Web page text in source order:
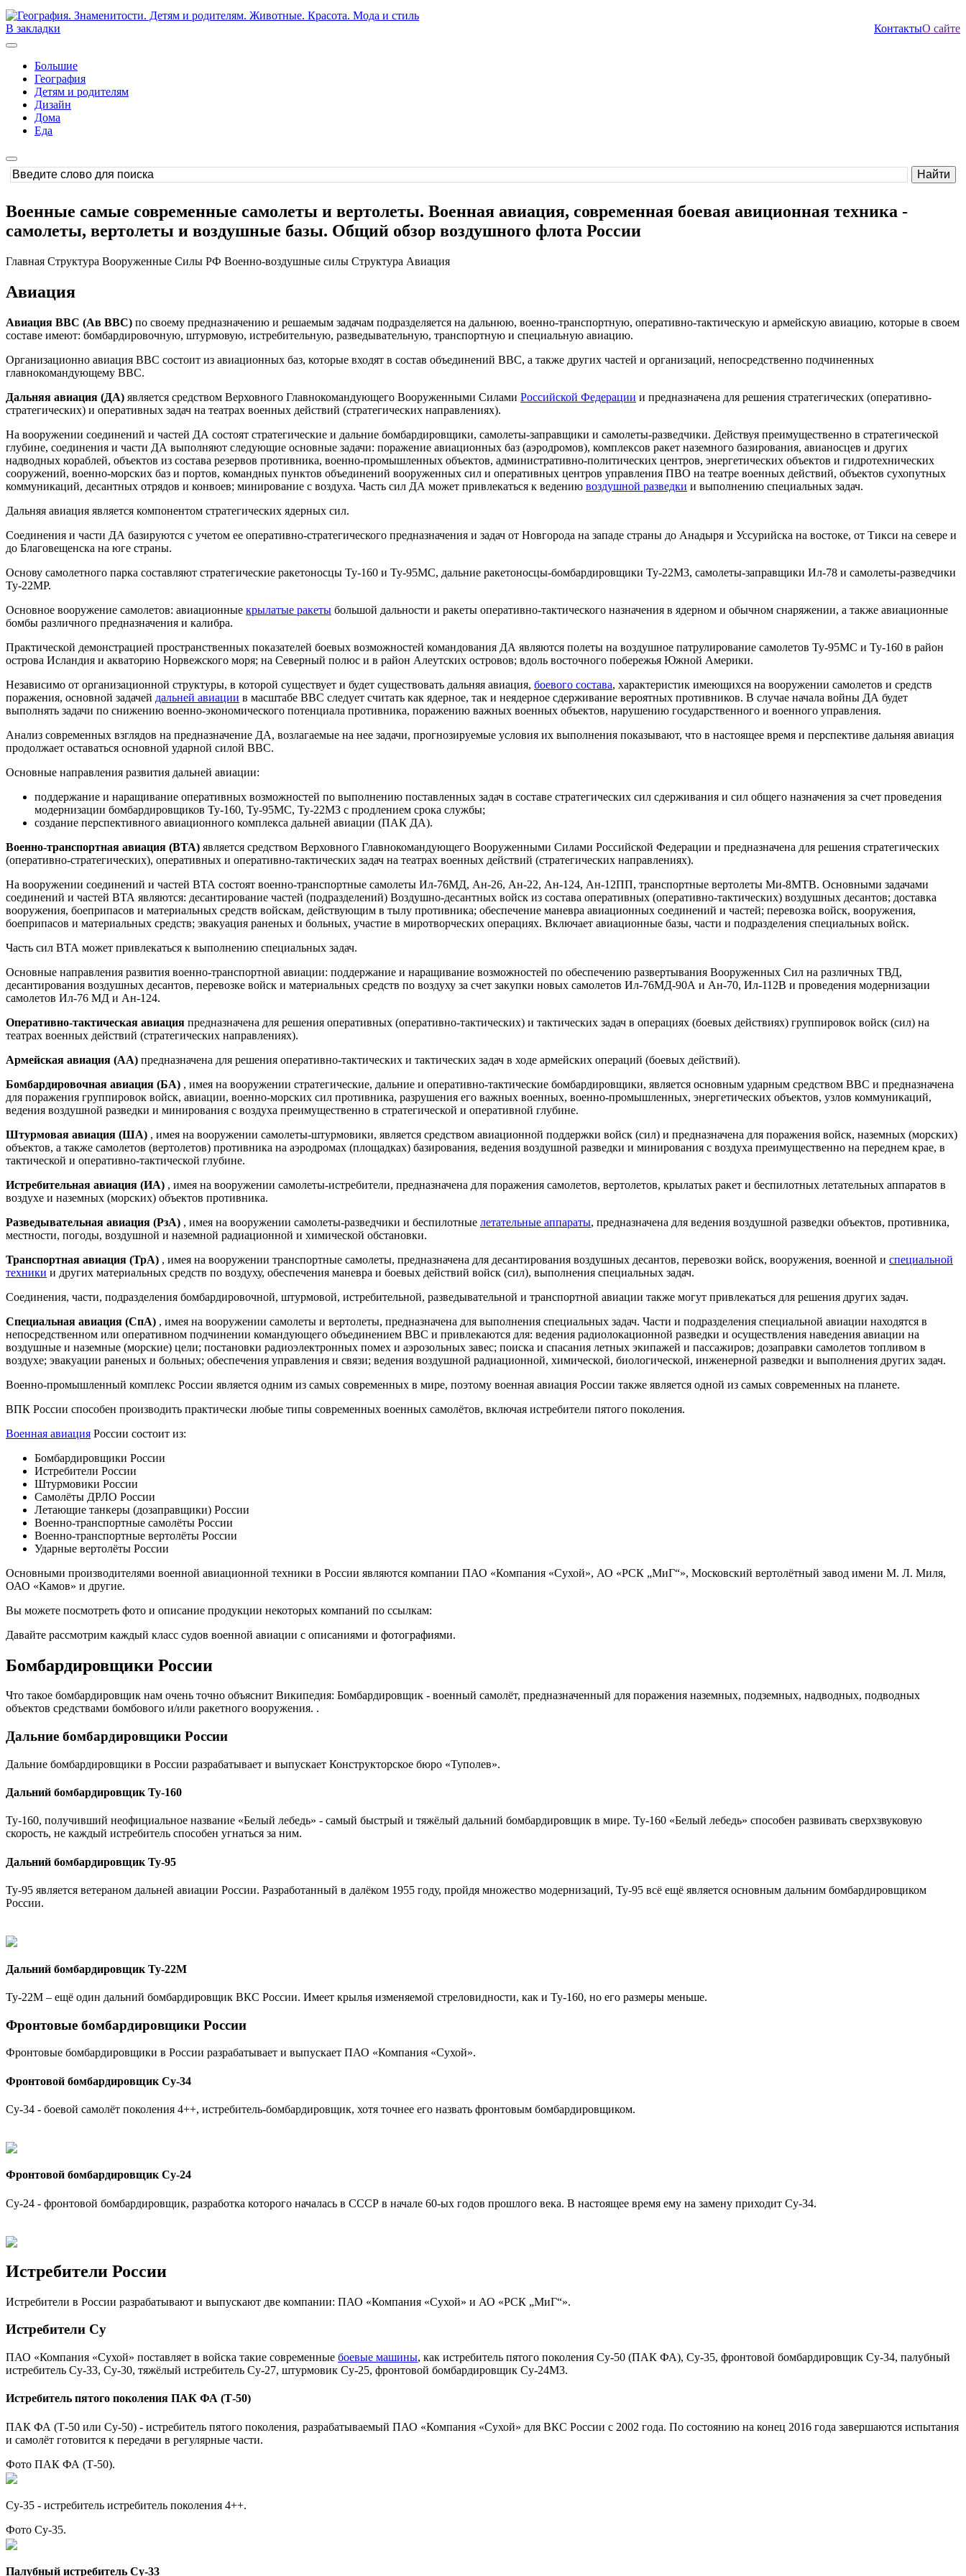
В закладки КонтактыО сайте
Большие
География
Детям и родителям
Дизайн
Дома
Еда
Военные самые современные самолеты и вертолеты. Военная авиация, современная боевая авиционная техника -
самолеты, вертолеты и воздушные базы. Общий обзор воздушного флота России
Главная Структура Вооруженные Cилы РФ Военно-воздушные силы Структура Авиация
Авиация
Авиация ВВС (Ав ВВС) по своему предназначению и решаемым задачам подразделяется на дальнюю, военно-транспортную, оперативно-тактическую и армейскую авиацию, которые в своем
составе имеют: бомбардировочную, штурмовую, истребительную, разведывательную, транспортную и специальную авиацию.
Организационно авиация ВВС состоит из авиационных баз, которые входят в состав объединений ВВС, а также других частей и организаций, непосредственно подчиненных
главнокомандующему ВВС.
Дальняя авиация (ДА) является средством Верховного Главнокомандующего Вооруженными Силами Российской Федерации и предназначена для решения стратегических (оперативно-
стратегических) и оперативных задач на театрах военных действий (стратегических направлениях).
На вооружении соединений и частей ДА состоят стратегические и дальние бомбардировщики, самолеты-заправщики и самолеты-разведчики. Действуя преимущественно в стратегической
глубине, соединения и части ДА выполняют следующие основные задачи: поражение авиационных баз (аэродромов), комплексов ракет наземного базирования, авианосцев и других
надводных кораблей, объектов из состава резервов противника, военно-промышленных объектов, административно-политических центров, энергетических объектов и гидротехнических
сооружений, военно-морских баз и портов, командных пунктов объединений вооруженных сил и оперативных центров управления ПВО на театре военных действий, объектов сухопутных
коммуникаций, десантных отрядов и конвоев; минирование с воздуха. Часть сил ДА может привлекаться к ведению воздушной разведки и выполнению специальных задач.
Дальняя авиация является компонентом стратегических ядерных сил.
Соединения и части ДА базируются с учетом ее оперативно-стратегического предназначения и задач от Новгорода на западе страны до Анадыря и Уссурийска на востоке, от Тикси на севере и
до Благовещенска на юге страны.
Основу самолетного парка составляют стратегические ракетоносцы Ту-160 и Ту-95МС, дальние ракетоносцы-бомбардировщики Ту-22М3, самолеты-заправщики Ил-78 и самолеты-разведчики
Ту-22МР.
Основное вооружение самолетов: авиационные крылатые ракеты большой дальности и ракеты оперативно-тактического назначения в ядерном и обычном снаряжении, а также авиационные
бомбы различного предназначения и калибра.
Практической демонстрацией пространственных показателей боевых возможностей командования ДА являются полеты на воздушное патрулирование самолетов Ту-95МС и Ту-160 в район
острова Исландия и акваторию Норвежского моря; на Северный полюс и в район Алеутских островов; вдоль восточного побережья Южной Америки.
Независимо от организационной структуры, в которой существует и будет существовать дальняя авиация, боевого состава, характеристик имеющихся на вооружении самолетов и средств
поражения, основной задачей дальней авиации в масштабе ВВС следует считать как ядерное, так и неядерное сдерживание вероятных противников. В случае начала войны ДА будет
выполнять задачи по снижению военно-экономического потенциала противника, поражению важных военных объектов, нарушению государственного и военного управления.
Анализ современных взглядов на предназначение ДА, возлагаемые на нее задачи, прогнозируемые условия их выполнения показывают, что в настоящее время и перспективе дальняя авиация
продолжает оставаться основной ударной силой ВВС.
Основные направления развития дальней авиации:
поддержание и наращивание оперативных возможностей по выполнению поставленных задач в составе стратегических сил сдерживания и сил общего назначения за счет проведения
модернизации бомбардировщиков Ту-160, Ту-95МС, Ту-22МЗ с продлением срока службы;
создание перспективного авиационного комплекса дальней авиации (ПАК ДА).
Военно-транспортная авиация (ВТА) является средством Верховного Главнокомандующего Вооруженными Силами Российской Федерации и предназначена для решения стратегических
(оперативно-стратегических), оперативных и оперативно-тактических задач на театрах военных действий (стратегических направлениях).
На вооружении соединений и частей ВТА состоят военно-транспортные самолеты Ил-76МД, Ан-26, Ан-22, Ан-124, Ан-12ПП, транспортные вертолеты Ми-8МТВ. Основными задачами
соединений и частей ВТА являются: десантирование частей (подразделений) Воздушно-десантных войск из состава оперативных (оперативно-тактических) воздушных десантов; доставка
вооружения, боеприпасов и материальных средств войскам, действующим в тылу противника; обеспечение маневра авиационных соединений и частей; перевозка войск, вооружения,
боеприпасов и материальных средств; эвакуация раненых и больных, участие в миротворческих операциях. Включает авиационные базы, части и подразделения специальных войск.
Часть сил ВТА может привлекаться к выполнению специальных задач.
Основные направления развития военно-транспортной авиации: поддержание и наращивание возможностей по обеспечению развертывания Вооруженных Сил на различных ТВД,
десантирования воздушных десантов, перевозке войск и материальных средств по воздуху за счет закупки новых самолетов Ил-76МД-90А и Ан-70, Ил-112В и проведения модернизации
самолетов Ил-76 МД и Ан-124.
Оперативно-тактическая авиация предназначена для решения оперативных (оперативно-тактических) и тактических задач в операциях (боевых действиях) группировок войск (сил) на
театрах военных действий (стратегических направлениях).
Армейская авиация (АА) предназначена для решения оперативно-тактических и тактических задач в ходе армейских операций (боевых действий).
Бомбардировочная авиация (БА) , имея на вооружении стратегические, дальние и оперативно-тактические бомбардировщики, является основным ударным средством ВВС и предназначена
для поражения группировок войск, авиации, военно-морских сил противника, разрушения его важных военных, военно-промышленных, энергетических объектов, узлов коммуникаций,
ведения воздушной разведки и минирования с воздуха преимущественно в стратегической и оперативной глубине.
Штурмовая авиация (ША) , имея на вооружении самолеты-штурмовики, является средством авиационной поддержки войск (сил) и предназначена для поражения войск, наземных (морских)
объектов, а также самолетов (вертолетов) противника на аэродромах (площадках) базирования, ведения воздушной разведки и минирования с воздуха преимущественно на переднем крае, в
тактической и оперативно-тактической глубине.
Истребительная авиация (ИА) , имея на вооружении самолеты-истребители, предназначена для поражения самолетов, вертолетов, крылатых ракет и беспилотных летательных аппаратов в
воздухе и наземных (морских) объектов противника.
Разведывательная авиация (РзА) , имея на вооружении самолеты-разведчики и беспилотные летательные аппараты, предназначена для ведения воздушной разведки объектов, противника,
местности, погоды, воздушной и наземной радиационной и химической обстановки.
Транспортная авиация (ТрА) , имея на вооружении транспортные самолеты, предназначена для десантирования воздушных десантов, перевозки войск, вооружения, военной и специальной
техники и других материальных средств по воздуху, обеспечения маневра и боевых действий войск (сил), выполнения специальных задач.
Соединения, части, подразделения бомбардировочной, штурмовой, истребительной, разведывательной и транспортной авиации также могут привлекаться для решения других задач.
Специальная авиация (СпА) , имея на вооружении самолеты и вертолеты, предназначена для выполнения специальных задач. Части и подразделения специальной авиации находятся в
непосредственном или оперативном подчинении командующего объединением ВВС и привлекаются для: ведения радиолокационной разведки и осуществления наведения авиации на
воздушные и наземные (морские) цели; постановки радиоэлектронных помех и аэрозольных завес; поиска и спасания летных экипажей и пассажиров; дозаправки самолетов топливом в
воздухе; эвакуации раненых и больных; обеспечения управления и связи; ведения воздушной радиационной, химической, биологической, инженерной разведки и выполнения других задач.
Военно-промышленный комплекс России является одним из самых современных в мире, поэтому военная авиация России также является одной из самых современных на планете.
ВПК России способен производить практически любые типы современных военных самолётов, включая истребители пятого поколения.
Военная авиация России состоит из:
Бомбардировщики России
Истребители России
Штурмовики России
Самолёты ДРЛО России
Летающие танкеры (дозаправщики) России
Военно-транспортные самолёты России
Военно-транспортные вертолёты России
Ударные вертолёты России
Основными производителями военной авиационной техники в России являются компании ПАО «Компания «Сухой», АО «РСК „МиГ“», Московский вертолётный завод имени М. Л. Миля,
ОАО «Камов» и другие.
Вы можете посмотреть фото и описание продукции некоторых компаний по ссылкам:
Давайте рассмотрим каждый класс судов военной авиации с описаниями и фотографиями.
Бомбардировщики России
Что такое бомбардировщик нам очень точно объяснит Википедия: Бомбардировщик - военный самолёт, предназначенный для поражения наземных, подземных, надводных, подводных
объектов средствами бомбового и/или ракетного вооружения. .
Дальние бомбардировщики России
Дальние бомбардировщики в России разрабатывает и выпускает Конструкторское бюро «Туполев».
Дальний бомбардировщик Ту-160
Ту-160, получивший неофициальное название «Белый лебедь» - самый быстрый и тяжёлый дальний бомбардировщик в мире. Ту-160 «Белый лебедь» способен развивать сверхзвуковую
скорость, не каждый истребитель способен угнаться за ним.
Дальний бомбардировщик Ту-95
Ту-95 является ветераном дальней авиации России. Разработанный в далёком 1955 году, пройдя множество модернизаций, Ту-95 всё ещё является основным дальним бомбардировщиком
России.
Дальний бомбардировщик Ту-22М
Ту-22М – ещё один дальний бомбардировщик ВКС России. Имеет крылья изменяемой стреловидности, как и Ту-160, но его размеры меньше.
Фронтовые бомбардировщики России
Фронтовые бомбардировщики в России разрабатывает и выпускает ПАО «Компания «Сухой».
Фронтовой бомбардировщик Су-34
Су-34 - боевой самолёт поколения 4++, истребитель-бомбардировщик, хотя точнее его назвать фронтовым бомбардировщиком.
Фронтовой бомбардировщик Су-24
Су-24 - фронтовой бомбардировщик, разработка которого началась в СССР в начале 60-ых годов прошлого века. В настоящее время ему на замену приходит Су-34.
Истребители России
Истребители в России разрабатывают и выпускают две компании: ПАО «Компания «Сухой» и АО «РСК „МиГ“».
Истребители Су
ПАО «Компания «Сухой» поставляет в войска такие современные боевые машины, как истребитель пятого поколения Су-50 (ПАК ФА), Су-35, фронтовой бомбардировщик Су-34, палубный
истребитель Су-33, Су-30, тяжёлый истребитель Су-27, штурмовик Су-25, фронтовой бомбардировщик Су-24М3.
Истребитель пятого поколения ПАК ФА (Т-50)
ПАК ФА (Т-50 или Су-50) - истребитель пятого поколения, разрабатываемый ПАО «Компания «Сухой» для ВКС России с 2002 года. По состоянию на конец 2016 года завершаются испытания
и самолёт готовится к передачи в регулярные части.
Фото ПАК ФА (Т-50).
Су-35 - истребитель истребитель поколения 4++.
Фото Су-35.
Палубный истребитель Су-33